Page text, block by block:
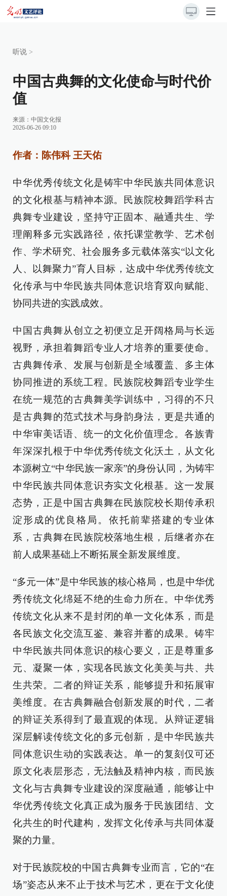
听说 >
中国古典舞的文化使命与时代价
值
来源： 中国文化报
2026-06-26 09:10
作者：陈伟科 王天佑
中华优秀传统文化是铸牢中华民族共同体意识
的文化根基与精神本源。民族院校舞蹈学科古
典舞专业建设，坚持守正固本、融通共生、学
理阐释多元实践路径，依托课堂教学、艺术创
作、学术研究、社会服务多元载体落实“以文化
人、以舞聚力”育人目标，达成中华优秀传统文
化传承与中华民族共同体意识培育双向赋能、
协同共进的实践成效。
中国古典舞从创立之初便立足开阔格局与长远
视野，承担着舞蹈专业人才培养的重要使命。
古典舞传承、发展与创新是全域覆盖、多主体
协同推进的系统工程。民族院校舞蹈专业学生
在统一规范的古典舞美学训练中，习得的不只
是古典舞的范式技术与身韵身法，更是共通的
中华审美话语、统一的文化价值理念。各族青
年深深扎根于中华优秀传统文化沃土，从文化
本源树立“中华民族一家亲”的身份认同，为铸牢
中华民族共同体意识夯实文化根基。这一发展
态势，正是中国古典舞在民族院校长期传承积
淀形成的优良格局。依托前辈搭建的专业体
系，古典舞在民族院校落地生根，后继者亦在
前人成果基础上不断拓展全新发展维度。
“多元一体”是中华民族的核心格局，也是中华优
秀传统文化绵延不绝的生命力所在。中华优秀
传统文化从来不是封闭的单一文化体系，而是
各民族文化交流互鉴、兼容并蓄的成果。铸牢
中华民族共同体意识的核心要义，正是尊重多
元、凝聚一体，实现各民族文化美美与共、共
生共荣。二者的辩证关系，能够提升和拓展审
美维度。在古典舞融合创新发展的时代，二者
的辩证关系得到了最直观的体现。从辩证逻辑
深层解读传统文化的多元创新，是中华民族共
同体意识生动的实践表达。单一的复刻仅可还
原文化表层形态，无法触及精神内核，而民族
文化与古典舞专业建设的深度融通，能够让中
华优秀传统文化真正成为服务于民族团结、文
化共生的时代建构，发挥文化传承与共同体凝
聚的力量。
对于民族院校的中国古典舞专业而言，它的“在
场”姿态从来不止于技术与艺术，更在于文化使